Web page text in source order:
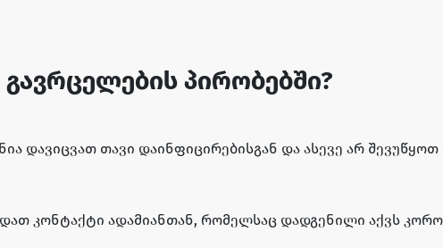
პირობებში?
დავიცვათ თავი დაინფიცირებისგან და ასევე არ
კონტაქტი ადამიანთან, რომელსაც დადგენილი აქვს